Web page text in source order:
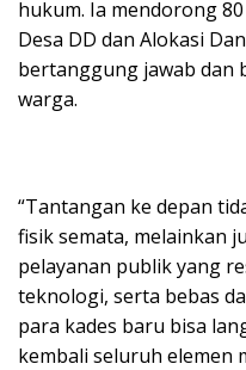
hukum. Ia mendorong
Desa DD dan Alokasi
bertanggung jawab dan
warga.
“Tantangan ke depan
fisik semata, melainkan
pelayanan publik yang
teknologi, serta bebas
para kades baru bisa
kembali seluruh elemen